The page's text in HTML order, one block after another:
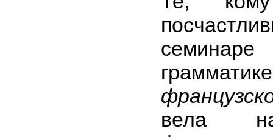
вела на